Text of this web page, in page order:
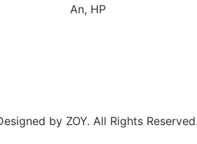
An, HP
by ZOY. All Rights Reserved.